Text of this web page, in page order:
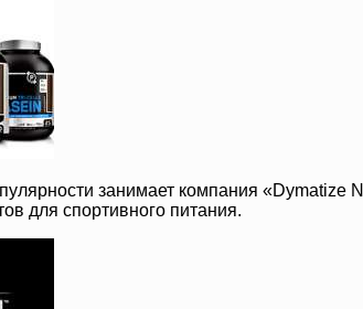
занимает компания
для спортивного питания.